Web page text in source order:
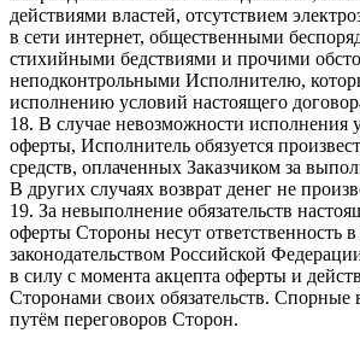
действиями властей, отсутствием
в сети интернет, общественными
стихийными бедствиями и прочими
неподконтрольными Исполнителю,
исполнению условий настоящего
18. В случае невозможности исполнения
оферты, Исполнитель обязуется
средств, оплаченных Заказчиком за
В других случаях возврат денег не
19. За невыполнение обязательств
оферты Стороны несут ответственность в
законодательством Российской
в силу с момента акцепта оферты и
Сторонами своих обязательств.
путём переговоров Сторон.